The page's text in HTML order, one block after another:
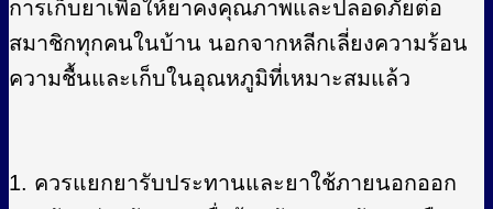
การเก็บยาเพื่อให้ยาคงคุณภาพและปลอดภัยต่อ
สมาชิกทุกคนในบ้าน นอกจากหลีกเลี่ยงความร้อน
ความชื้นและเก็บในอุณหภูมิที่เหมาะสมแล้ว
1. ควรแยกยารับประทานและยาใช้ภายนอกออก